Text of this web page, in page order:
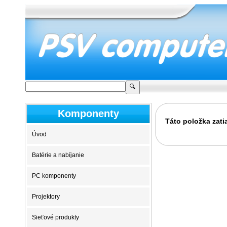
Komponenty
Úvod
Batérie a nabíjanie
PC komponenty
Projektory
Sieťové produkty
Táto položka